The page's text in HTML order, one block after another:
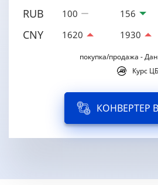
RUB 100 156
CNY 1620 1930
покупка/продажа -
Курс
КОНВЕРТЕР